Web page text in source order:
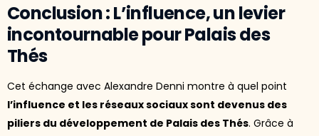
Conclusion : L’influence, un levier
incontournable pour Palais des
Thés
Cet échange avec Alexandre Denni montre à quel point
l’influence et les réseaux sociaux sont devenus des
piliers du développement de Palais des Thés. Grâce à